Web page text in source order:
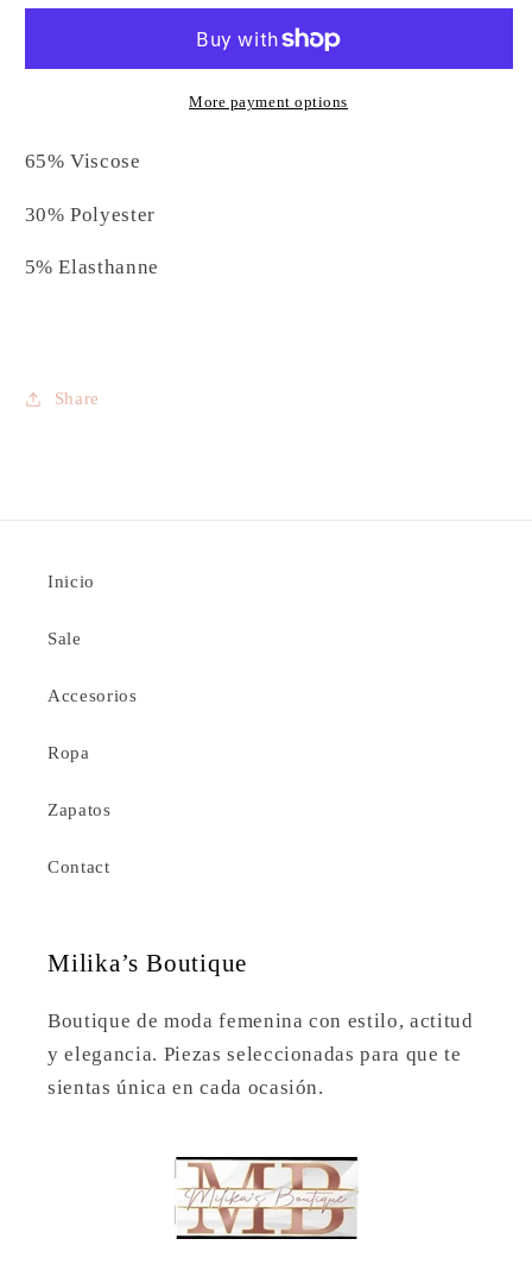
More payment options
65% Viscose
30% Polyester
5% Elasthanne
Share
Inicio
Sale
Accesorios
Ropa
Zapatos
Contact
Milika’s Boutique
Boutique de moda femenina con estilo, actitud
y elegancia. Piezas seleccionadas para que te
sientas única en cada ocasión.